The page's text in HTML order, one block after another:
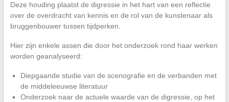
Deze houding plaatst de digressie in het hart van een reflectie
over de overdracht van kennis en de rol van de kunstenaar als
bruggenbouwer tussen tijdperken.
Hier zijn enkele assen die door het onderzoek rond haar werken
worden geanalyseerd:
Diepgaande studie van de scenografie en de verbanden met
de middeleeuwse literatuur
Onderzoek naar de actuele waarde van de digressie, op het